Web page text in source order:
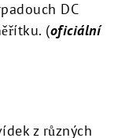
DC
(oficiální
z různých